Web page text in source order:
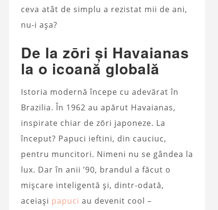
ceva atât de simplu a rezistat mii de ani,
nu-i așa?
De la zōri și Havaianas
la o icoană globală
Istoria modernă începe cu adevărat în
Brazilia. În 1962 au apărut Havaianas,
inspirate chiar de zōri japoneze. La
început? Papuci ieftini, din cauciuc,
pentru muncitori. Nimeni nu se gândea la
lux. Dar în anii ’90, brandul a făcut o
mișcare inteligentă și, dintr-odată,
aceiași papuci au devenit cool –